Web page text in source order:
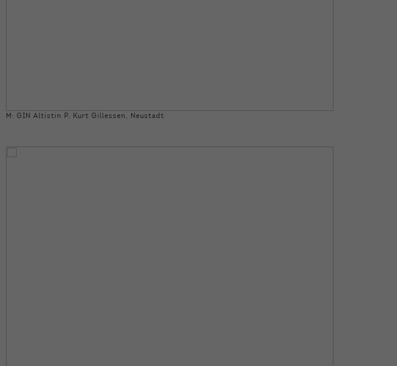
M: GIN Altistin P, Kurt Gillessen, Neustadt